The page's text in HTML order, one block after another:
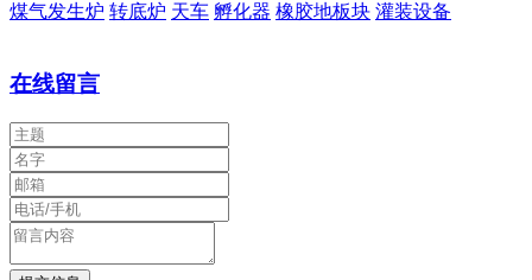
煤气发生炉 转底炉 天车 孵化器 橡胶地板块 灌装设备
在线留言